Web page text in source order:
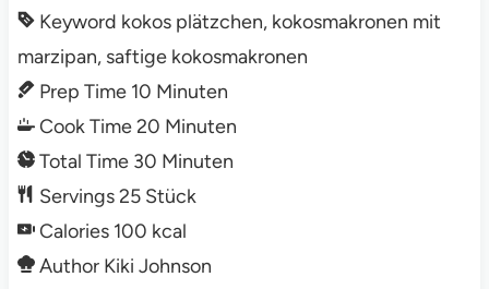
Keyword kokos plätzchen, kokosmakronen mit
marzipan, saftige kokosmakronen
Prep Time 10 Minuten
Cook Time20 Minuten
Total Time 30 Minuten
Servings25 Stück
Calories 100 kcal
Author Kiki Johnson